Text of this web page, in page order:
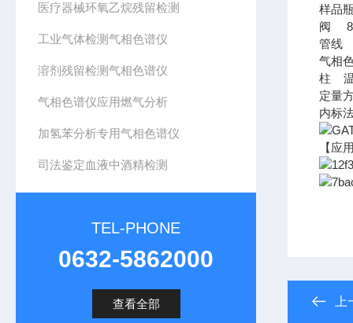
医疗器械环氧乙烷残留检测
工业气体检测气相色谱仪
溶剂残留检测气相色谱仪
气相色谱仪应用燃气分析
加氢苯分析专用气相色谱仪
司法鉴定血液中酒精检测
TEL-PHONE
0632-5862000
查看全部
样品
阀
管线
气相
柱 温
定量
内标
【应